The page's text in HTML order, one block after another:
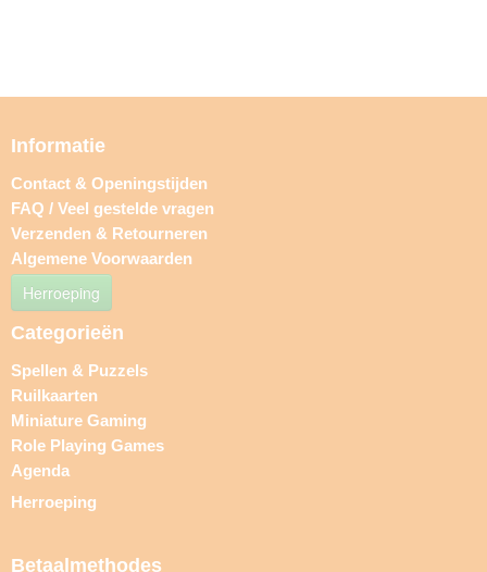
Informatie
Contact & Openingstijden
FAQ / Veel gestelde vragen
Verzenden & Retourneren
Algemene Voorwaarden
Herroeping
Categorieën
Spellen & Puzzels
Ruilkaarten
Miniature Gaming
Role Playing Games
Agenda
Herroeping
Betaalmethodes